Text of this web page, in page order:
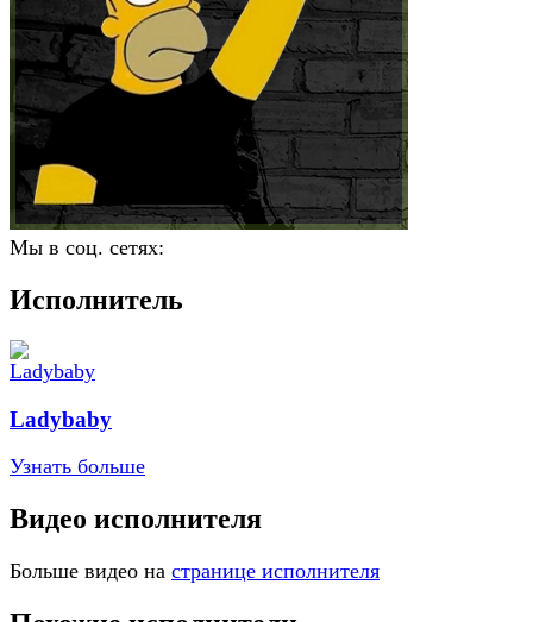
Мы в соц. сетях:
Исполнитель
Ladybaby
Узнать больше
Видео исполнителя
Больше видео на странице исполнителя